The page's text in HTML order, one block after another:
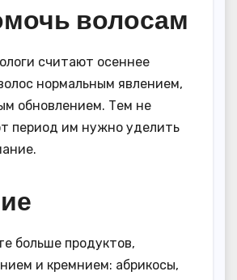
волосам
считают осеннее
нормальным явлением,
обновлением. Тем не
период им нужно уделить
больше продуктов,
и кремнием: абрикосы,